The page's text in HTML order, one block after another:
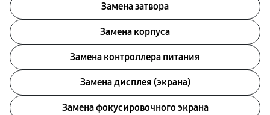
Замена затвора
Замена корпуса
Замена контроллера питания
Замена дисплея (экрана)
Замена фокусировочного экрана